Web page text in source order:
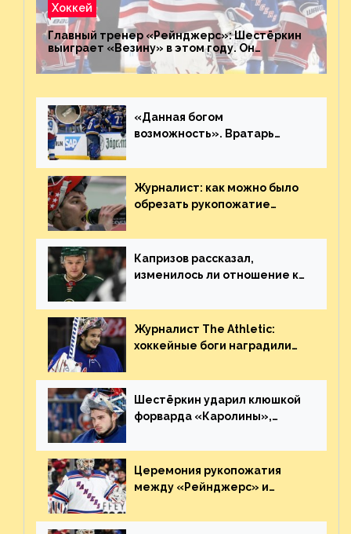
Хоккей
Главный тренер «Рейнджерс»: Шестёркин
выиграет «Везину» в этом году. Он
невероятен
«Данная богом
возможность». Вратарь
броске бутылкой в Кадри
Журналист: как можно было
обрезать рукопожатие
Плохая работа, ESPN
Капризов рассказал,
изменилось ли отношение к
Украине
Журналист The Athletic:
хоккейные боги наградили
великолепную игру
Шестёркин ударил клюшкой
форварда «Каролины»,
пятаке. Видео
Церемония рукопожатия
между «Рейнджерс» и
матча плей-офф. Видео